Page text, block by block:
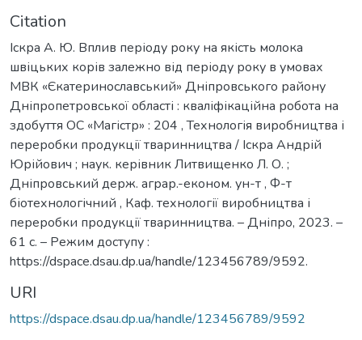
Citation
Іскра А. Ю. Вплив періоду року на якість молока
швіцьких корів залежно від періоду року в умовах
МВК «Єкатеринославський» Дніпровського району
Дніпропетровської області : кваліфікаційна робота на
здобуття ОС «Магістр» : 204 , Технологія виробництва і
переробки продукції тваринництва / Іскра Андрій
Юрійович ; наук. керівник Литвищенко Л. О. ;
Дніпровський держ. аграр.-економ. ун-т , Ф-т
біотехнологічний , Каф. технології виробництва і
переробки продукції тваринництва. – Дніпро, 2023. –
61 с. – Режим доступу :
https://dspace.dsau.dp.ua/handle/123456789/9592.
URI
https://dspace.dsau.dp.ua/handle/123456789/9592